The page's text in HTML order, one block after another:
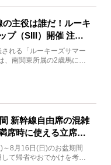
主役は誰だ！ルーキ
プ（SIII）開催 注目
チェック
れる「ルーキーズサマー
、南関東所属の2歳馬によ
新幹線自由席の混雑
席時に使える立席特
～8月16日(日)のお盆期間
て帰省やおでかけを考え